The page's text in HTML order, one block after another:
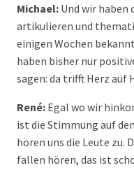
Michael: Und wir haben
artikulieren und
einigen Wochen
haben bisher nur
sagen: da trifft Herz auf
René: Egal wo wir
ist die Stimmung auf
hören uns die Leute zu.
fallen hören, das ist